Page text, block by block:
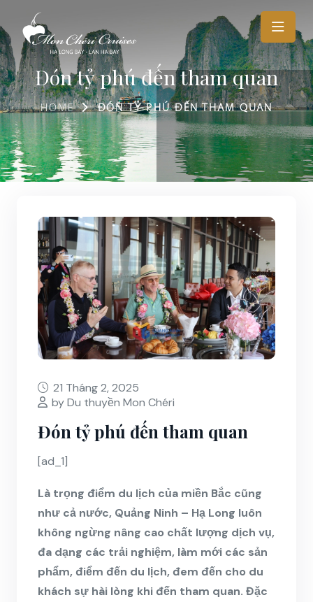
Đón tỷ phú đến tham quan
HOME ĐÓN TỶ PHÚ ĐẾN THAM QUAN
21 Tháng 2, 2025
by Du thuyền Mon Chéri
Đón tỷ phú đến tham quan
[ad_1]
Là trọng điểm du lịch của miền Bắc cũng
như cả nước, Quảng Ninh – Hạ Long luôn
không ngừng nâng cao chất lượng dịch vụ,
đa dạng các trải nghiệm, làm mới các sản
phẩm, điểm đến du lịch, đem đến cho du
khách sự hài lòng khi đến tham quan. Đặc